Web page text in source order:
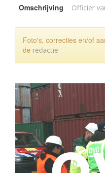
Omschrijving
Officier
Foto's, correcties en/of
de redactie